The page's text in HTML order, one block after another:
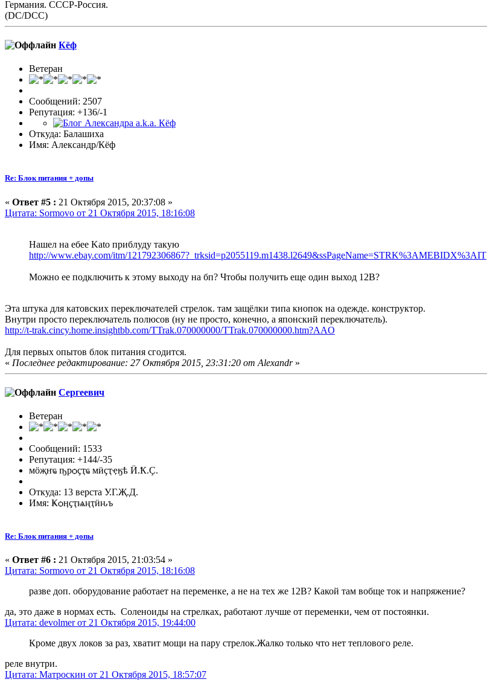
Германия. СССР-Россия.
(DC/DCC)
Кёф
Ветеран
Сообщений: 2507
Репутация: +136/-1
Откуда: Балашиха
Имя: Александр/Кёф
Re: Блок питания + допы
« Ответ #5 : 21 Октября 2015, 20:37:08 »
Цитата: Sormovo от 21 Октября 2015, 18:16:08
Нашел на ебее Kato приблуду такую
http://www.ebay.com/itm/121792306867?_trksid=p2055119.m1438.l2649&ssPageName=STRK%3AMEBIDX%3AIT
Можно ее подключить к этому выходу на бп? Чтобы получить еще один выход 12В?
Эта штука для катовских переключателей стрелок. там защёлки типа кнопок на одежде. конструктор.
Внутри просто переключатель полюсов (ну не просто, конечно, а японский переключатель).
http://t-trak.cincy.home.insightbb.com/TTrak.070000000/TTrak.070000000.htm?AAO
Для первых опытов блок питания сгодится.
« Последнее редактирование: 27 Октября 2015, 23:31:20 от Alexandr»
Сергеевич
Ветеран
Сообщений: 1533
Репутация: +144/-35
мӧҗҥҩ ҧрѻҫҭҩ мӥҫҭҿӄѣ Ӥ.Ҟ.Ҫ.
Откуда: 13 верста У.Г.Җ.Д.
Имя: Ҝѻӊҫҭѩңҭӥԋъ
Re: Блок питания + допы
« Ответ #6 : 21 Октября 2015, 21:03:54 »
Цитата: Sormovo от 21 Октября 2015, 18:16:08
разве доп. оборудование работает на переменке, а не на тех же 12В? Какой там вобще ток и напряжение?
да, это даже в нормах есть. Соленоиды на стрелках, работают лучше от переменки, чем от постоянки.
Цитата: devolmer от 21 Октября 2015, 19:44:00
Кроме двух локов за раз, хватит мощи на пару стрелок.Жалко только что нет теплового реле.
реле внутри.
Цитата: Матроскин от 21 Октября 2015, 18:57:07